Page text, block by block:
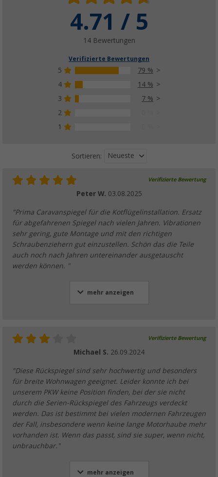
4.71 / 5
14 Bewertungen
Verifizierte Bewertungen
5
79 %
4
14 %
3
7 %
2
1
Sortieren: Neueste
Verifizierte Bewertung
Peter W. 03.08.2025
"Prima Caravanspiegel für die Kotflügelinstallation. Ersatz
für abgefahrenen Spiegel nach vielen Jahren. Vibrationen
sehr gering, gute Montage und mit den richtigen
Schraubenziehern gut einzustellen. Schön das die Teile
auch noch nach Jahren untereinander ausgetauscht
werden können. "
mehr anzeigen
Verifizierte Bewertung
Michael S. 26.09.2024
"Diese Rückspiegel sind sehr hochwertig und besonders
für breite Wohnwagen geeignet. Leider konnte ich bei
unserem PKW keine Position finden, bei der sie nicht
durch die Serien-Rückspiegel des Fahrzeugs verdeckt
werden. Das ist bestimmt bei vielen modernen Fahrzeugen
der Fall, insbesondere wenn keine lange Motorhaube mehr
vorhanden ist. Wenn das passt, sind sie super, wenn nicht,
unbrauchbar."
mehr anzeigen